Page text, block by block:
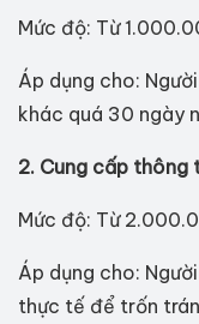
Mức độ: Từ
Áp dụng cho:
khác quá 30 ngày
2. Cung cấp thông
Mức độ: Từ
Áp dụng cho:
thực tế để trốn